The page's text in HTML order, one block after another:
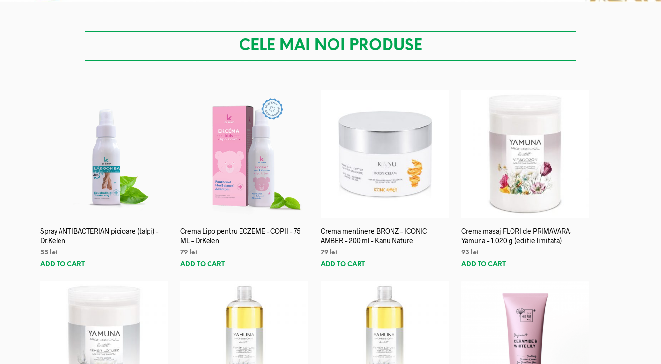
CELE MAI NOI PRODUSE
Spray ANTIBACTERIAN picioare (talpi) –
Dr.Kelen
55 lei
ADD TO CART
Crema Lipo pentru ECZEME – COPII – 75
ML – DrKelen
79 lei
ADD TO CART
Crema mentinere BRONZ – ICONIC
AMBER – 200 ml – Kanu Nature
79 lei
ADD TO CART
Crema masaj FLORI de PRIMAVARA-
Yamuna – 1.020 g (editie limitata)
93
lei
ADD TO CART